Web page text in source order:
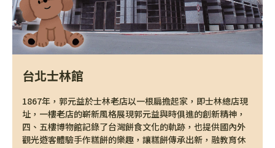
台北士林館
1867年，郭元益於士林老店以一根扁擔起家，即士林總店現
址，一樓老店的嶄新風格展現郭元益與時俱進的創新精神，
四、五樓博物館記錄了台灣餅食文化的軌跡，也提供國內外
觀光遊客體驗手作糕餅的樂趣，讓糕餅傳承出新，融教育休